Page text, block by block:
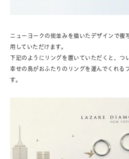
ニューヨークの街並みを描いたデザインで複
用していただけます。
下記のようにリングを置いていただくと、つ
幸せの鳥がおふたりのリングを運んでくれる
す。